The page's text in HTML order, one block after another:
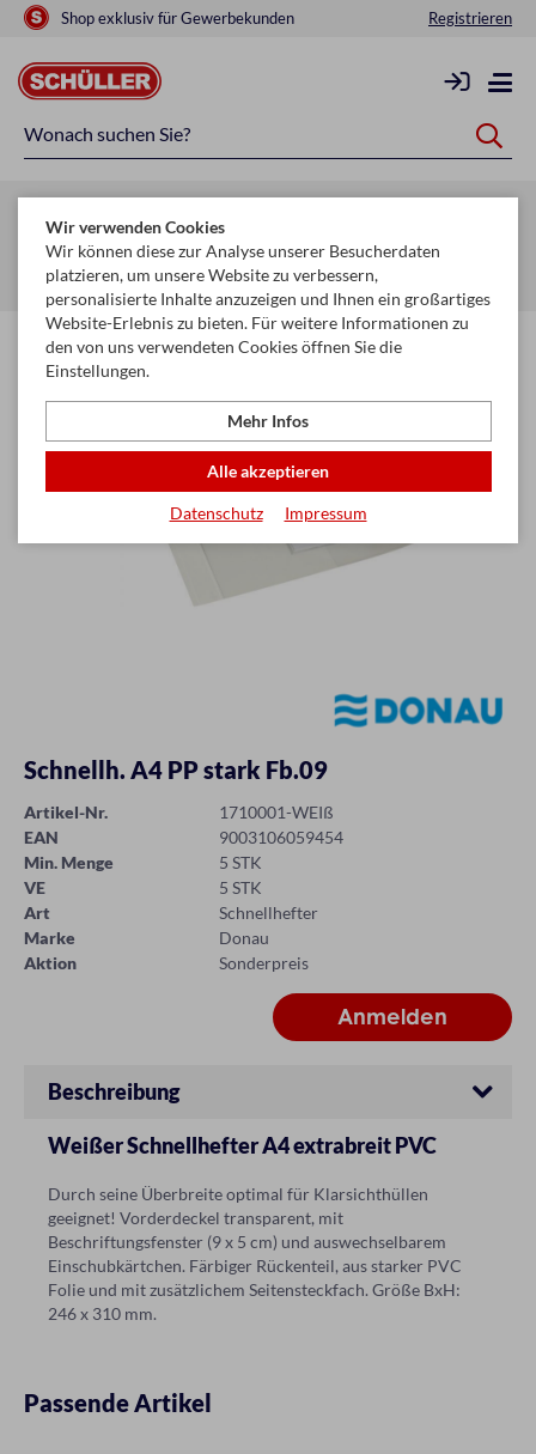
Shop exklusiv für Gewerbekunden Registrieren
Startseite Schule & Büro
Ordnen & Ordnungshilfen
Ordner & Ordnungshilfen
Schnellh. A4 PP stark Fb.09
Artikel-Nr.
1710001-WEIß
EAN
9003106059454
Min. Menge
5 STK
VE
5 STK
Art
Schnellhefter
Marke
Donau
Aktion
Sonderpreis
Beschreibung
Weißer Schnellhefter A4 extrabreit PVC
Durch seine Überbreite optimal für Klarsichthüllen
geeignet! Vorderdeckel transparent, mit
Beschriftungsfenster (9 x 5 cm) und auswechselbarem
Einschubkärtchen. Färbiger Rückenteil, aus starker PVC
Folie und mit zusätzlichem Seitensteckfach. Größe BxH:
246 x 310 mm.
Passende Artikel
Wir verwenden Cookies
Wir können diese zur Analyse unserer Besucherdaten
platzieren, um unsere Website zu verbessern,
personalisierte Inhalte anzuzeigen und Ihnen ein großartiges
Website-Erlebnis zu bieten. Für weitere Informationen zu
den von uns verwendeten Cookies öffnen Sie die
Einstellungen.
Mehr Infos
Alle akzeptieren
Datenschutz Impressum